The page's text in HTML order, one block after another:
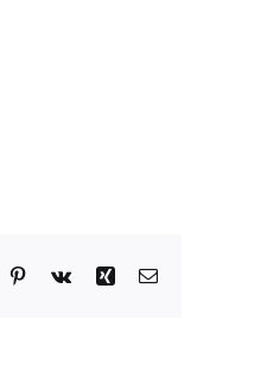
Pinterest
Vk Xing Email